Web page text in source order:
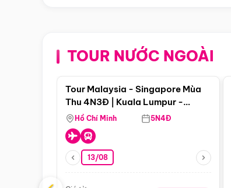
TOUR NƯỚC NGOÀI
Điểm nổi bật
Tour Malaysia - Singapore Mùa
Thu 4N3Đ | Kuala Lumpur -
Malacca - Johor Baru -
Singapore
Hồ Chí Minh 5N4Đ
13/08